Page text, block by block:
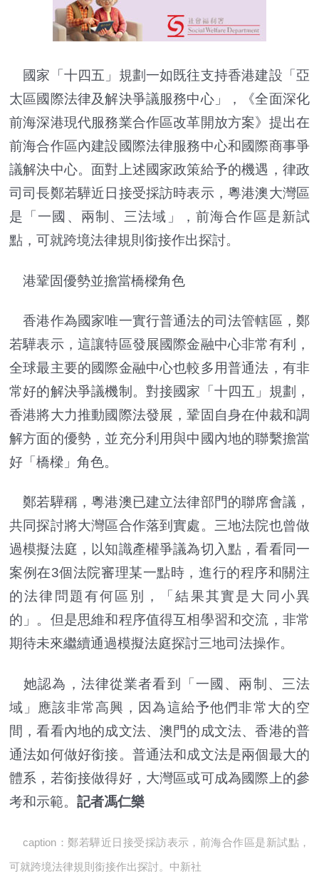
國家「十四五」規劃一如既往支持香港建設「亞
太區國際法律及解決爭議服務中心」，《全面深化
前海深港現代服務業合作區改革開放方案》提出在
前海合作區內建設國際法律服務中心和國際商事爭
議解決中心。面對上述國家政策給予的機遇，律政
司司長鄭若驊近日接受採訪時表示，粵港澳大灣區
是「一國、兩制、三法域」，前海合作區是新試
點，可就跨境法律規則銜接作出探討。
港鞏固優勢並擔當橋樑角色
香港作為國家唯一實行普通法的司法管轄區，鄭
若驊表示，這讓特區發展國際金融中心非常有利，
全球最主要的國際金融中心也較多用普通法，有非
常好的解決爭議機制。對接國家「十四五」規劃，
香港將大力推動國際法發展，鞏固自身在仲裁和調
解方面的優勢，並充分利用與中國內地的聯繫擔當
好「橋樑」角色。
鄭若驊稱，粵港澳已建立法律部門的聯席會議，
共同探討將大灣區合作落到實處。三地法院也曾做
過模擬法庭，以知識產權爭議為切入點，看看同一
案例在3個法院審理某一點時，進行的程序和關注
的法律問題有何區別，「結果其實是大同小異
的」。但是思維和程序值得互相學習和交流，非常
期待未來繼續通過模擬法庭探討三地司法操作。
她認為，法律從業者看到「一國、兩制、三法
域」應該非常高興，因為這給予他們非常大的空
間，看看內地的成文法、澳門的成文法、香港的普
通法如何做好銜接。普通法和成文法是兩個最大的
體系，若銜接做得好，大灣區或可成為國際上的參
考和示範。 記者馮仁樂
caption：鄭若驊近日接受採訪表示，前海合作區是新試點，
可就跨境法律規則銜接作出探討。中新社